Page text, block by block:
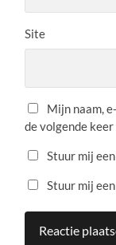
Site
Mijn naam,
de volgende
Stuur mij
Stuur mij